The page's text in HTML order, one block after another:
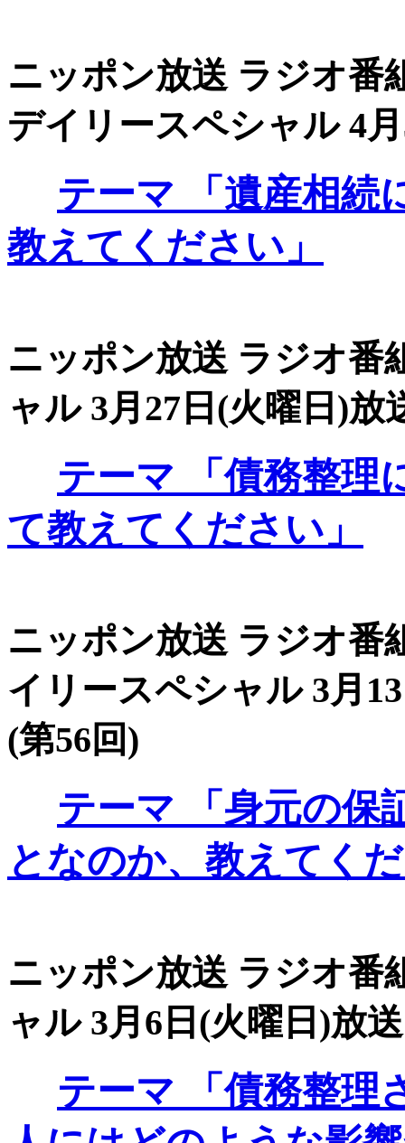
ニッポン放送 ラジオ番
デイリースペシャル 4
テーマ 「遺産相続
教えてください」
ニッポン放送 ラジオ番
ャル 3月27日(火曜日)放
テーマ 「債務整理
て教えてください」
ニッポン放送 ラジオ番
イリースペシャル 3月
(第56回)
テーマ 「身元の保
となのか、教えてく
ニッポン放送 ラジオ番
ャル 3月6日(火曜日)放
テーマ 「債務整理